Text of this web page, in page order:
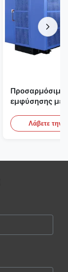
Προσαρμόσιμη
εμφύσησης με
Αυτόματος
εμφύσησης
Λάβετε την